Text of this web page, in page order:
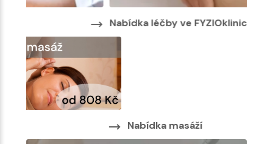
Nabídka léčby ve FYZIOklinice